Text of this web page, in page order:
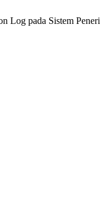
Log pada Sistem